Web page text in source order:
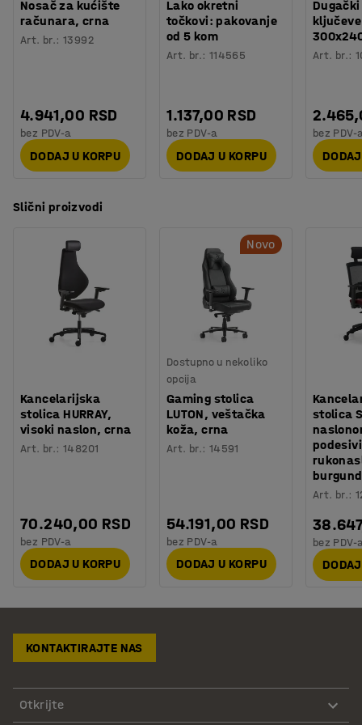
visokim naslonom. Oba modela se međusobno dopunjuju
i idealna su za upotrebu kao stolice i u salama za
sastanke.
Orijentaciono vreme potrebno za montažu: 15
Težina: 15,8 kg
Potrebno je sklapanje
Nosač za kućište
računara, crna
Art. br.:13992
4.941,00 RSD
bez PDV-a
DODAJ U KORPU
Lako okretni
točkovi: pakovanje
od 5 kom
Art. br.: 114565
1.137,00 RSD
bez PDV-a
DODAJ U KORPU
Art. br.:
bez PDV-
Slični proizvodi
Kancelarijska
stolica HURRAY,
visoki naslon, crna
Art. br.:148201
70.240,00 RSD
bez PDV-a
DODAJ U KORPU
Novo
Dostupno u nekoliko
opcija
Gaming stolica
LUTON, veštačka
koža, crna
Art. br.: 14591
54.191,00 RSD
bez PDV-a
DODAJ U KORPU
stolica
Art. br.:
bez PDV-
KONTAKTIRAJTE NAS
Otkrijte